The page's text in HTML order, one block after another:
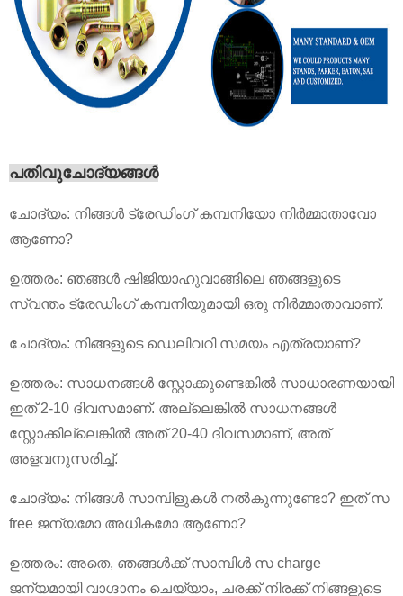
പതിവുചോദ്യങ്ങൾ
ചോദ്യം: നിങ്ങൾ ട്രേഡിംഗ് കമ്പനിയോ നിർമ്മാതാവോ
ആണോ?
ഉത്തരം: ഞങ്ങൾ ഷിജിയാഹുവാങ്ങിലെ ഞങ്ങളുടെ
സ്വന്തം ട്രേഡിംഗ് കമ്പനിയുമായി ഒരു നിർമ്മാതാവാണ്.
ചോദ്യം: നിങ്ങളുടെ ഡെലിവറി സമയം എത്രയാണ്?
ഉത്തരം: സാധനങ്ങൾ സ്റ്റോക്കുണ്ടെങ്കിൽ സാധാരണയായി
ഇത് 2-10 ദിവസമാണ്. അല്ലെങ്കിൽ സാധനങ്ങൾ
സ്റ്റോക്കില്ലെങ്കിൽ അത് 20-40 ദിവസമാണ്, അത്
അളവനുസരിച്ച്.
ചോദ്യം: നിങ്ങൾ സാമ്പിളുകൾ നൽകുന്നുണ്ടോ? ഇത് സ
free ജന്യമോ അധികമോ ആണോ?
ഉത്തരം: അതെ, ഞങ്ങൾക്ക് സാമ്പിൾ സ charge
ജന്യമായി വാഗ്ദാനം ചെയ്യാം, ചരക്ക് നിരക്ക് നിങ്ങളുടെ